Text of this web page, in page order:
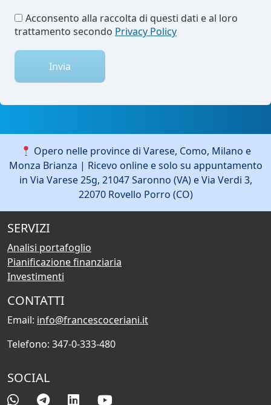
Acconsento alla raccolta di questi dati e al loro
trattamento secondo Privacy Policy
Invia
Opero nelle province di Varese, Como, Milano e
Monza Brianza | Ricevo online e solo su appuntamento
in Via Varese 25g, 21047 Saronno (VA) e Via Verdi 3,
22070 Rovello Porro (CO)
SERVIZI
Analisi portafoglio
Pianificazione finanziaria
Investimenti
CONTATTI
Email: info@francescoceriani.it
Telefono: 347-0-333-480
SOCIAL